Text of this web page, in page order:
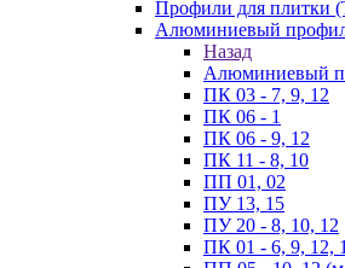
Профили для плитки
Алюминиевый
Назад
Алюминиевый
ПК 03 - 7, 9, 12
ПК 06 - 1
ПК 06 - 9, 12
ПК 11 - 8, 10
ПП 01, 02
ПУ 13, 15
ПУ 20 - 8, 10, 12
ПК 01 - 6, 9, 12,